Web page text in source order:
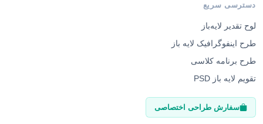
دسترسی سریع
لوح تقدیر لایه‌باز
طرح اینفوگرافیک لایه باز
طرح برنامه کلاسی
تقویم لایه باز PSD
سفارش طراحی اختصاصی